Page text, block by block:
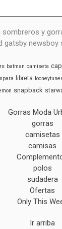
y
gatsby
batman camiseta
libreta
snapback
Gorras Moda
gorras
camisetas
camisas
polos
sudadera
Ofertas
Only This
Ir arriba